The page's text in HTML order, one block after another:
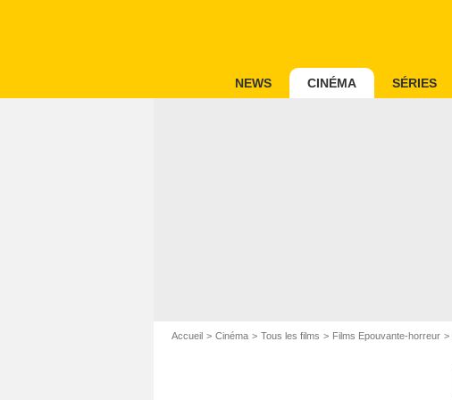
NEWS CINÉMA SÉRIES
Accueil Cinéma Tous les films Films Epouvante-horreur